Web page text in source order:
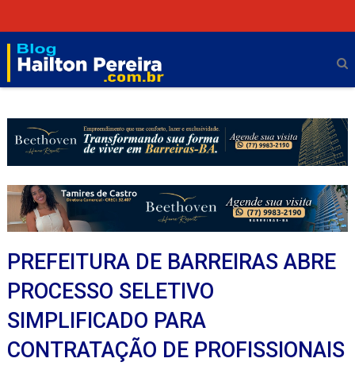
PREFEITURA DE BARREIRAS ABRE
PROCESSO SELETIVO
SIMPLIFICADO PARA
CONTRATAÇÃO DE PROFISSIONAIS